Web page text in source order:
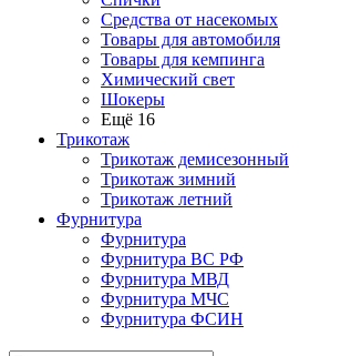
Средства от насекомых
Товары для автомобиля
Товары для кемпинга
Химический свет
Шокеры
Ещё 16
Трикотаж
Трикотаж демисезонный
Трикотаж зимний
Трикотаж летний
Фурнитура
Фурнитура
Фурнитура ВС РФ
Фурнитура МВД
Фурнитура МЧС
Фурнитура ФСИН